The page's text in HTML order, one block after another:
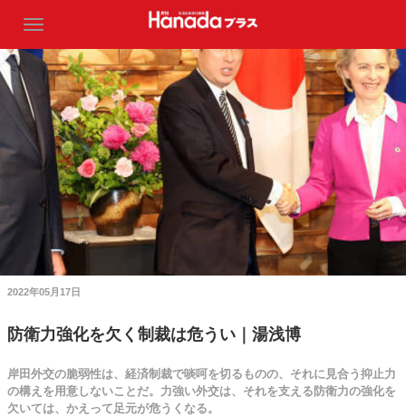
2022年05月17日
防衛力強化を欠く制裁は危うい｜湯浅博
岸田外交の脆弱性は、経済制裁で啖呵を切るものの、それに見合う抑止力
の構えを用意しないことだ。力強い外交は、それを支える防衛力の強化を
欠いては、かえって足元が危うくなる。